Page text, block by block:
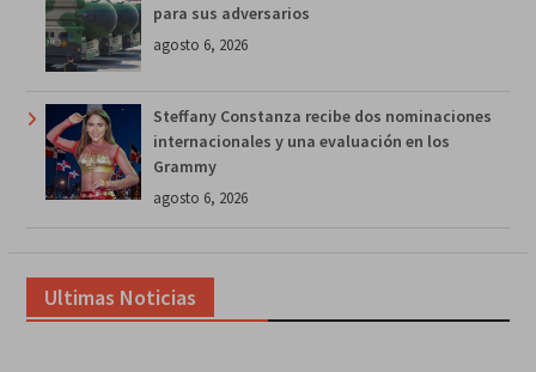
para sus adversarios
agosto 6, 2026
Steffany Constanza recibe dos nominaciones
internacionales y una evaluación en los
Grammy
agosto 6, 2026
Ultimas Noticias